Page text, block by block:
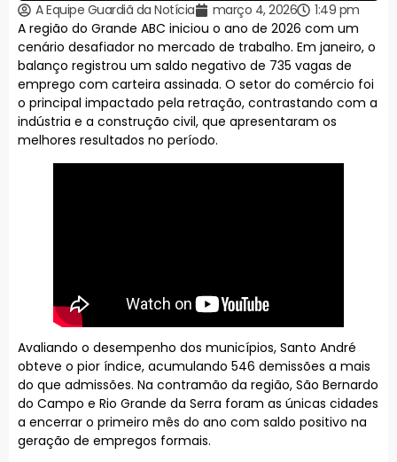
A Equipe Guardiã da Notícia março 4, 2026
1:49 pm
A região do Grande ABC iniciou o ano de 2026 com um
cenário desafiador no mercado de trabalho. Em janeiro, o
balanço registrou um saldo negativo de 735 vagas de
emprego com carteira assinada. O setor do comércio foi
o principal impactado pela retração, contrastando com a
indústria e a construção civil, que apresentaram os
melhores resultados no período.
Avaliando o desempenho dos municípios, Santo André
obteve o pior índice, acumulando 546 demissões a mais
do que admissões. Na contramão da região, São Bernardo
do Campo e Rio Grande da Serra foram as únicas cidades
a encerrar o primeiro mês do ano com saldo positivo na
geração de empregos formais.